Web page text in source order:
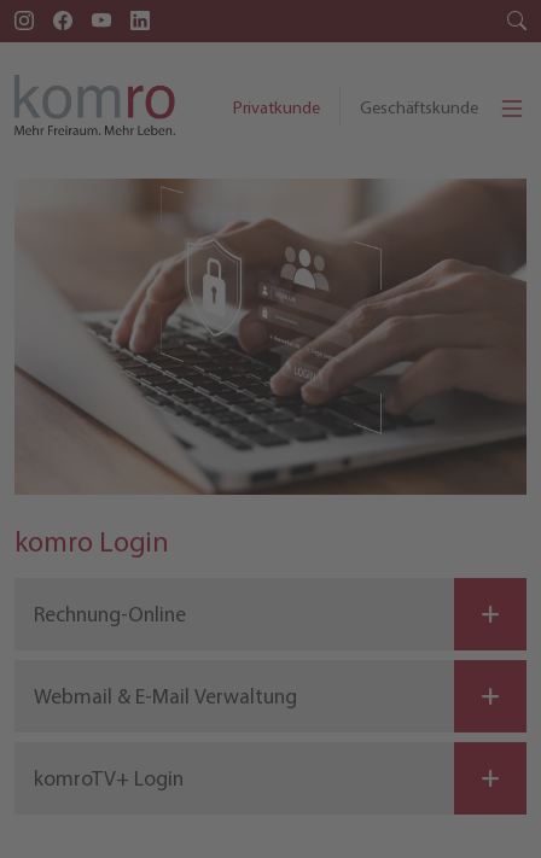
Privatkunde Geschäftskunde
komro Login
Rechnung-Online
Webmail & E-Mail Verwaltung
komroTV+ Login